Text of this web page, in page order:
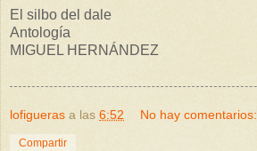
El silbo del dale
Antología
MIGUEL HERNÁNDEZ
lofigueras a las 6:52 No hay comentarios:
Compartir